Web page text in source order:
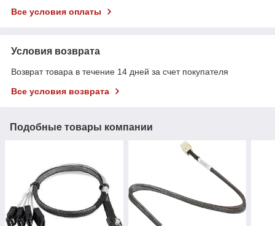
Все условия оплаты
Условия возврата
Возврат товара в течение 14 дней за счет покупателя
Все условия возврата
Подобные товары компании